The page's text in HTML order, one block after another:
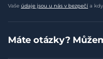
Vaše údaje jsou u nás v bezpečí a
Máte otázky?